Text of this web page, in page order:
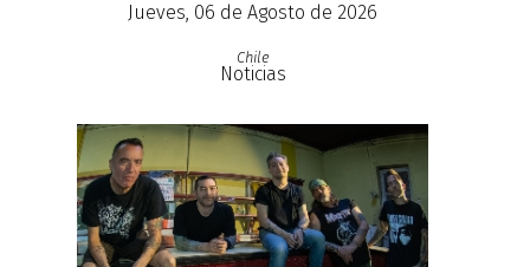
Jueves, 06 de Agosto de 2026
Chile
Noticias